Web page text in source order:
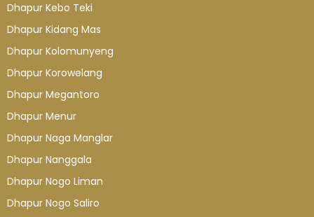
Dhapur Kebo Teki
Dhapur Kidang Mas
Dhapur Kolomunyeng
Dhapur Korowelang
Dhapur Megantoro
Dhapur Menur
Dhapur Naga Manglar
Dhapur Nanggala
Dhapur Nogo Liman
Dhapur Nogo Saliro